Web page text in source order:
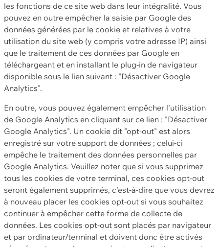
les fonctions de ce site web dans leur intégralité. Vous
pouvez en outre empêcher la saisie par Google des
données générées par le cookie et relatives à votre
utilisation du site web (y compris votre adresse IP) ainsi
que le traitement de ces données par Google en
téléchargeant et en installant le plug-in de navigateur
disponible sous le lien suivant : "Désactiver Google
Analytics".
En outre, vous pouvez également empêcher l'utilisation
de Google Analytics en cliquant sur ce lien : "Désactiver
Google Analytics". Un cookie dit "opt-out" est alors
enregistré sur votre support de données ; celui-ci
empêche le traitement des données personnelles par
Google Analytics. Veuillez noter que si vous supprimez
tous les cookies de votre terminal, ces cookies opt-out
seront également supprimés, c'est-à-dire que vous devrez
à nouveau placer les cookies opt-out si vous souhaitez
continuer à empêcher cette forme de collecte de
données. Les cookies opt-out sont placés par navigateur
et par ordinateur/terminal et doivent donc être activés